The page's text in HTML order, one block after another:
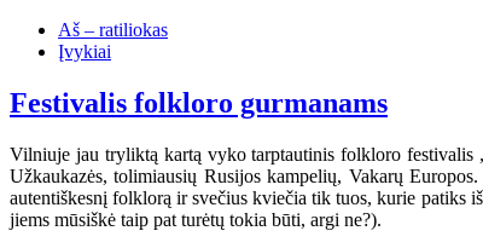
Aš – ratiliokas
Įvykiai
Festivalis folkloro gurmanams
Vilniuje jau tryliktą kartą vyko tarptautinis folkloro festivalis
Užkaukazės, tolimiausių Rusijos kampelių, Vakarų
autentiškesnį folklorą ir svečius kviečia tik tuos, kurie patiks
jiems mūsiškė taip pat turėtų tokia būti, argi ne?).